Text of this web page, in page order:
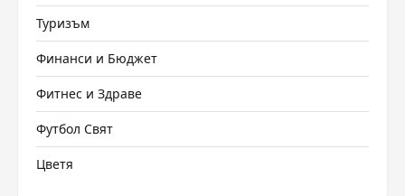
Туризъм
Финанси и Бюджет
Фитнес и Здраве
Футбол Свят
Цветя